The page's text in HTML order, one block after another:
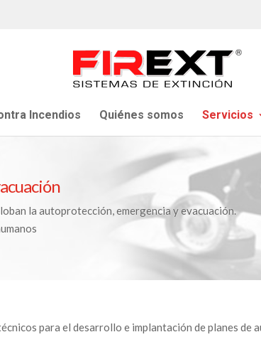
Incendios Quiénes somos Servicios
la autoprotección, emergencia y evacuación.
para el desarrollo e implantación de planes